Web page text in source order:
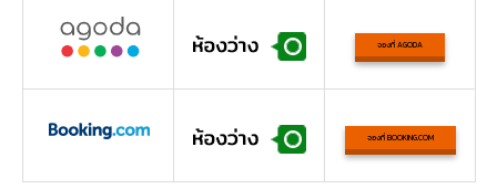
จองที่ AGODA
จองที่ BOOKING.COM